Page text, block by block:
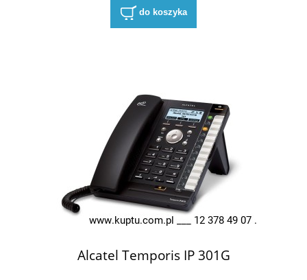
do koszyka
Alcatel Temporis IP 301G